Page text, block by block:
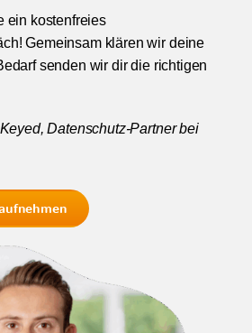
ein kostenfreies
Gemeinsam klären wir deine
senden wir dir die richtigen
Keyed, Datenschutz-Partner bei